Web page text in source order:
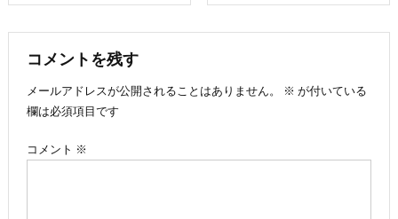
稿
ナ
ビ
ゲ
コメントを残す
メールアドレスが公開されることはありません。
※ が付いている
欄は必須項目です
コメント ※